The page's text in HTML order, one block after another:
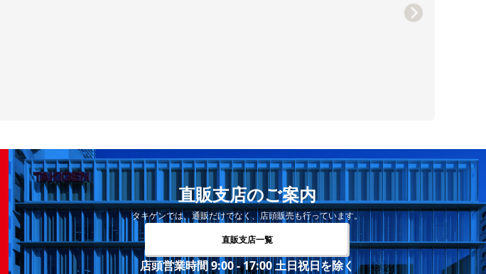
直販支店のご案内
タキゲンでは、通販だけでなく、店頭販売も行っています。
直販支店一覧
店頭営業時間 9:00 - 17:00 土日祝日を除く